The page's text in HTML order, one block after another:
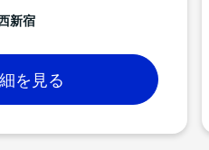
新宿
を見る